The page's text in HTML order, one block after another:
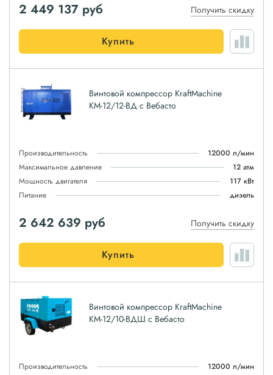
2 449 137 руб Получить скидку
Купить
Винтовой компрессор KraftMachine
КМ-12/12-ВД с Вебасто
Производительность
12000 л/мин
Максимальное давление
12 атм
Мощность двигателя
117 кВт
Питание
дизель
2 642 639 руб Получить скидку
Купить
Винтовой компрессор KraftMachine
КМ-12/10-ВДШ с Вебасто
Производительность 12000 л/мин